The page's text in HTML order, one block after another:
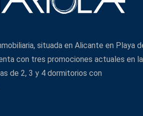
situada en Alicante en Playa
con tres promociones actuales en la
de 2, 3 y 4 dormitorios con